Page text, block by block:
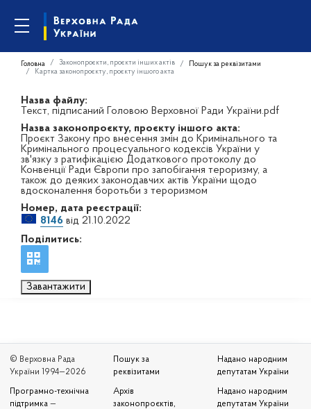
Головна Законопроєкти, проєкти інших актів
Пошук за реквізитами
Картка законопроєкту, проєкту іншого акта
Назва файлу:
Текст, підписаний Головою Верховної Ради України.pdf
Назва законопроєкту, проєкту іншого акта:
Проєкт Закону про внесення змін до Кримінального та
Кримінального процесуального кодексів України у
зв'язку з ратифікацією Додаткового протоколу до
Конвенції Ради Європи про запобігання тероризму, а
також до деяких законодавчих актів України щодо
вдосконалення боротьби з тероризмом
Номер, дата реєстрації:
8146 від 21.10.2022
Поділитись:
Завантажити
© Верховна Рада
України 1994—2026
Програмно-технічна
підтримка —
Пошук за
реквізитами
Архів
законопроєктів,
Надано народним
депутатам України
Надано народним
депутатам України